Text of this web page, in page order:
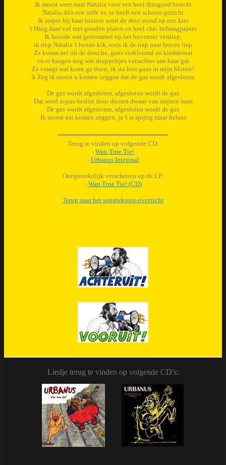
Ik moest weer naar Natalia voor een heel dringend bericht
Natalia da's een toffe en ze heeft een schoon gezicht
Ik stapte bij haar binnen want de deur stond op een kier
't Hing daar vol met gouden platen en heel chic behangpapier
Ik hoorde wat gestommel op het bovenste verdiep,
ik riep Natalia 't benne kik, toen ik de trap naar boven liep
Ze kwam net uit de douche, gans verkleumd en kleddernat
en er hingen nog wat druppeltjes vanachter aan haar gat
Ze vraagt wat komt ge doen, ik sta hier gans in mijn bloten?
'k Zeg ik moest u komen zeggen dat de gas wordt afgesloten
De gas wordt afgesloten, afgesloten wordt de gas
Dat werd zopas beslist door dienen dwaas van mijnen baas
De gas wordt afgesloten, afgesloten wordt de gas
Ik moest dat komen zeggen, ja 't is spijtig maar helaas
Terug te vinden op volgende CD:
- Wan Troe Tie!
- Urbanus Integraal
Oorspronkelijk verschenen op de LP:
- Wan Troe Tie! (CD)
Terug naar het songteksten-overzicht
Liedje terug te vinden op volgende CD's: